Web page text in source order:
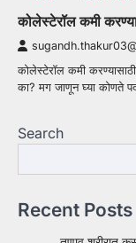
कोलेस्टेरॉल कमी
कोलेस्टेरॉल कमी
का? मग जाणून घ्या कोणते
Search
Recent Posts